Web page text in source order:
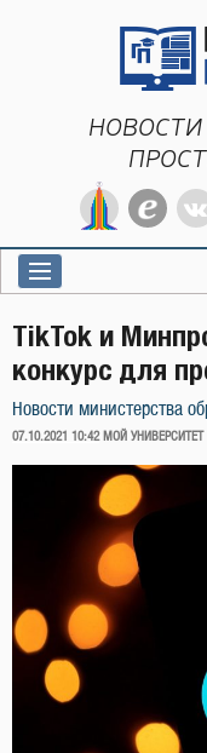
НОВОСТИ
TikTok и
конкурс для
Новости министерства
ОПУБЛИКОВАНО
07.10.2021 10:42 МОЙ УНИВЕРСИТЕТ